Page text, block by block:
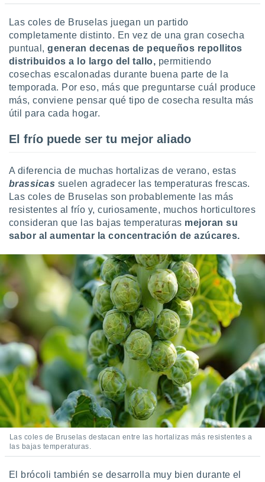
Las coles de Bruselas juegan un partido
completamente distinto. En vez de una gran cosecha
puntual,generan decenas de pequeños repollitos
distribuidos a lo largo del tallo, permitiendo
cosechas escalonadas durante buena parte de la
temporada. Por eso, más que preguntarse cuál produce
más, conviene pensar qué tipo de cosecha resulta más
útil para cada hogar.
El frío puede ser tu mejor aliado
A diferencia de muchas hortalizas de verano, estas
brassicas suelen agradecer las temperaturas frescas.
Las coles de Bruselas son probablemente las más
resistentes al frío y, curiosamente, muchos horticultores
consideran que las bajas temperaturas mejoran su
sabor al aumentar la concentración de azúcares.
Las coles de Bruselas destacan entre las hortalizas más resistentes a
las bajas temperaturas.
El brócoli también se desarrolla muy bien durante el